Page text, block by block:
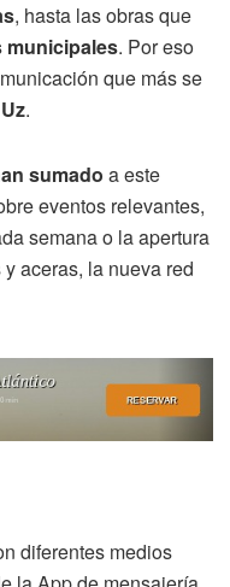
, hasta las obras que
. Por eso
que más se
.
sumado a este
eventos relevantes,
semana o la apertura
aceras, la nueva red
diferentes medios